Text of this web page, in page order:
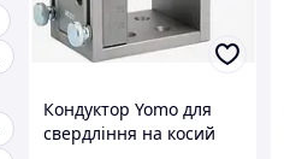
Кондуктор Yomo для
свердління на косий